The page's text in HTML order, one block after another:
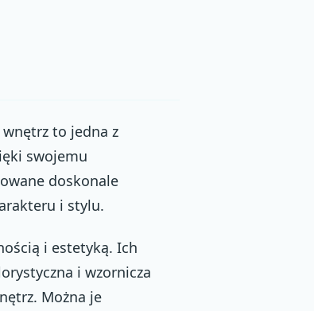
to jedna z
swojemu
doskonale
i stylu.
i estetyką. Ich
i wzornicza
Można je